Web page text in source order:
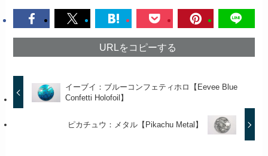
URLをコピーする
イーブイ：ブルーコンフェティホロ【Eevee Blue
Confetti Holofoil】
ピカチュウ：メタル【Pikachu Metal】